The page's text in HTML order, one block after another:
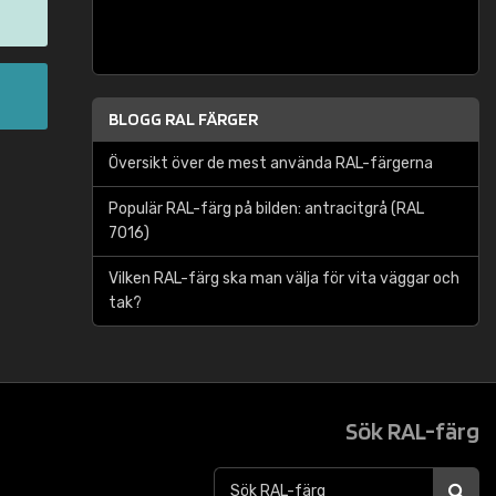
BLOGG RAL FÄRGER
Översikt över de mest använda RAL-färgerna
Populär RAL-färg på bilden: antracitgrå (RAL
7016)
Vilken RAL-färg ska man välja för vita väggar och
tak?
Sök RAL-färg